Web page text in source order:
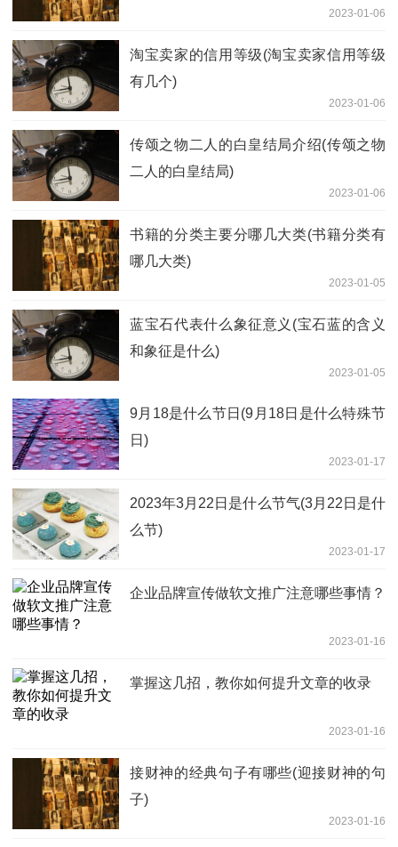
2023-01-06
淘宝卖家的信用等级(淘宝卖家信用等级
有几个)
2023-01-06
传颂之物二人的白皇结局介绍(传颂之物
二人的白皇结局)
2023-01-06
书籍的分类主要分哪几大类(书籍分类有
哪几大类)
2023-01-05
蓝宝石代表什么象征意义(宝石蓝的含义
和象征是什么)
2023-01-05
9月18是什么节日(9月18日是什么特殊节
日)
2023-01-17
2023年3月22日是什么节气(3月22日是什
么节)
2023-01-17
企业品牌宣传做软文推广注意哪些事情？
2023-01-16
掌握这几招，教你如何提升文章的收录
2023-01-16
接财神的经典句子有哪些(迎接财神的句
子)
2023-01-16